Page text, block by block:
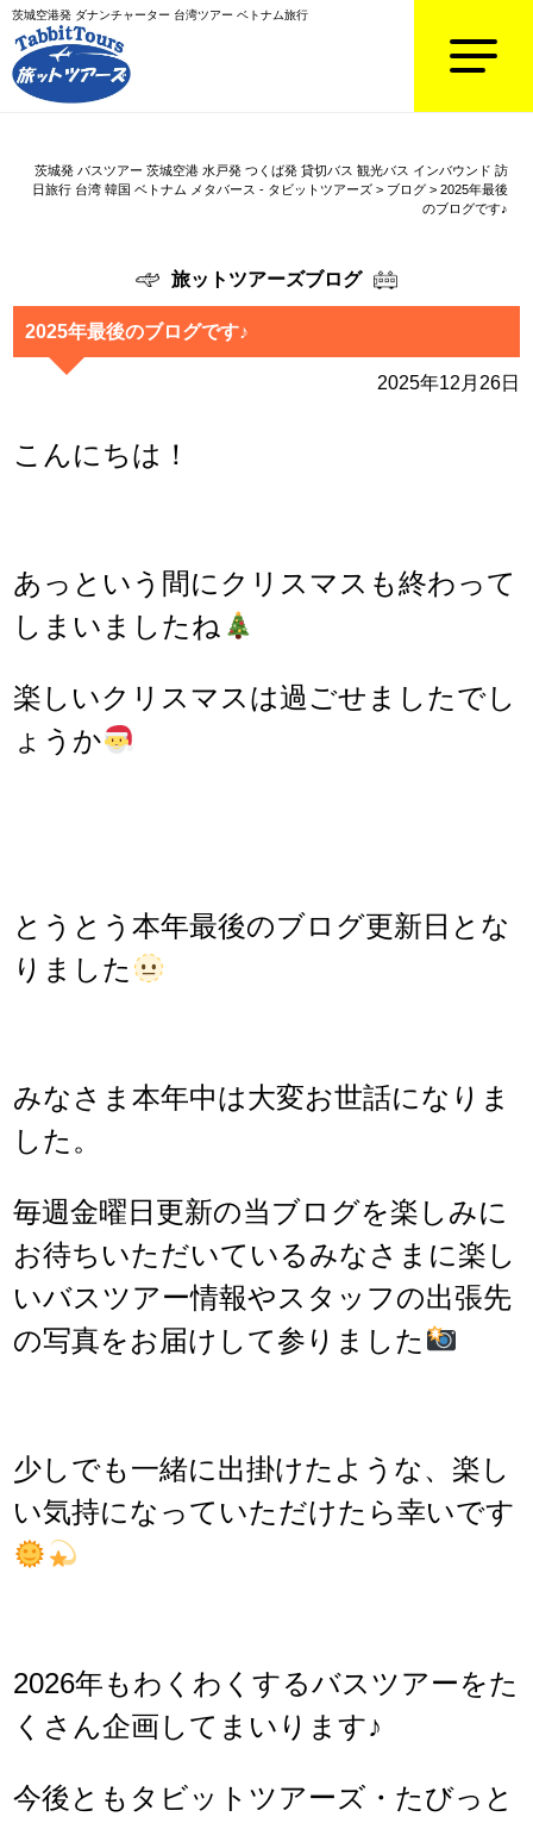
茨城空港発 ダナンチャーター 台湾ツアー ベトナム旅行
茨城発 バスツアー 茨城空港 水戸発 つくば発 貸切バス 観光バス インバウンド 訪
日旅行 台湾 韓国 ベトナム メタバース - タビットツアーズ> ブログ> 2025年最後
のブログです♪
旅ットツアーズブログ
2025年最後のブログです♪
2025年12月26日
こんにちは！
あっという間にクリスマスも終わって
しまいましたね
楽しいクリスマスは過ごせましたでし
ょうか
とうとう本年最後のブログ更新日とな
りました
みなさま本年中は大変お世話になりま
した。
毎週金曜日更新の当ブログを楽しみに
お待ちいただいているみなさまに楽し
いバスツアー情報やスタッフの出張先
の写真をお届けして参りました
少しでも一緒に出掛けたような、楽し
い気持になっていただけたら幸いです
2026年もわくわくするバスツアーをた
くさん企画してまいります♪
今後ともタビットツアーズ・たびっと